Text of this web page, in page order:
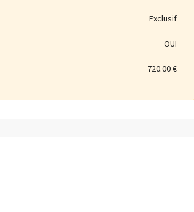
Exclusif
OUI
720.00 €